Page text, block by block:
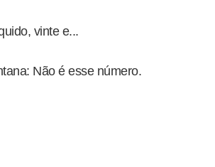
vinte e...
Não é esse número.